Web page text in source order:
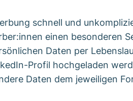
schnell und
einen besonderen
Daten per
Profil hochgeladen
Daten dem jeweiligen